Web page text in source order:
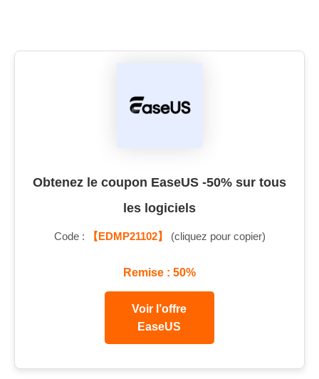
Obtenez le coupon EaseUS -50% sur tous
les logiciels
Code : 【EDMP21102】 (cliquez pour copier)
Remise : 50%
Voir l’offre
EaseUS